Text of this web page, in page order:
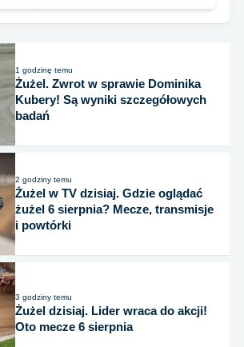
1 godzinę temu
Żużel. Zwrot w sprawie Dominika
Kubery! Są wyniki szczegółowych
badań
2 godziny temu
Żużel w TV dzisiaj. Gdzie oglądać
żużel 6 sierpnia? Mecze, transmisje
i powtórki
3 godziny temu
Żużel dzisiaj. Lider wraca do akcji!
Oto mecze 6 sierpnia